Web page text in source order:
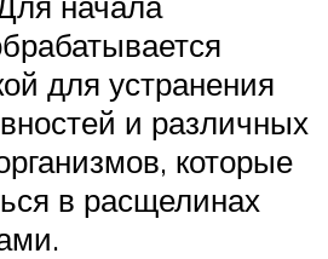
для устранения
и различных
которые
в расщелинах